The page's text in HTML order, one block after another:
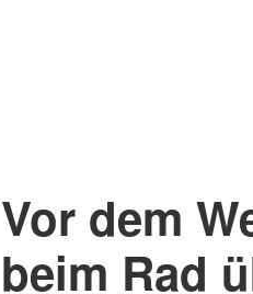
Vor dem
beim Rad